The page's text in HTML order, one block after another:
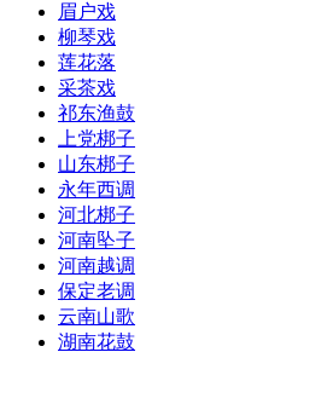
眉户戏
柳琴戏
莲花落
采茶戏
祁东渔鼓
上党梆子
山东梆子
永年西调
河北梆子
河南坠子
河南越调
保定老调
云南山歌
湖南花鼓